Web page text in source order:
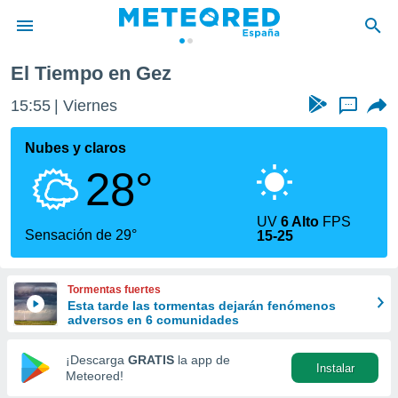
de
por
que se
calidad.
a este
las
y
forma
digital
basada
El Tiempo en Gez
15:55 Viernes ...
Nubes y claros
28°
Sensación de 29°
UV6 Alto FPS
15-25
Tormentas fuertes
Esta tarde las tormentas dejarán fenómenos
adversos en 6 comunidades
¡Descarga GRATIS la app de
Meteored!
Instalar